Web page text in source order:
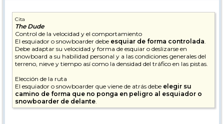
Cita
The Dude
Control de la velocidad y el comportamiento
El esquiador o snowboarder debe esquiar de forma controlada.
Debe adaptar su velocidad y forma de esquiar o deslizarse en
snowboard a su habilidad personal y a las condiciones generales del
terreno, nieve y tiempo así como la densidad del tráfico en las pistas.
Elección de la ruta
El esquiador o snowboarder que viene de atrás debe elegir su
camino de forma que no ponga en peligro al esquiador o
snowboarder de delante.